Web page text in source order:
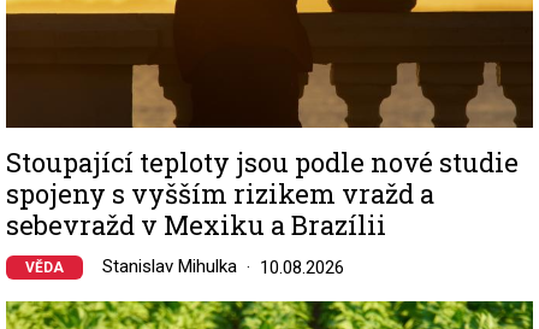
Stoupající teploty jsou podle nové studie
spojeny s vyšším rizikem vražd a
sebevražd v Mexiku a Brazílii
VĚDA Stanislav Mihulka 10.08.2026
Image